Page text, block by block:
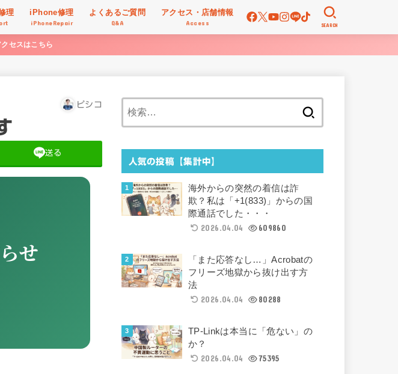
理 iPhone修理
iPhoneRepair
よくあるご質問
Q&A
アクセス・店舗情報
Access SEARCH
セスはこちら
ピシコ
送る
せ
人気の投稿【集計中】
海外からの突然の着信は詐
欺？私は「+1(833)」からの国
際通話でした・・・
2026.04.04
609860
「また応答なし…」Acrobatの
フリーズ地獄から抜け出す方
法
2026.04.04
80288
TP-Linkは本当に「危ない」の
か？
2026.04.04
75395